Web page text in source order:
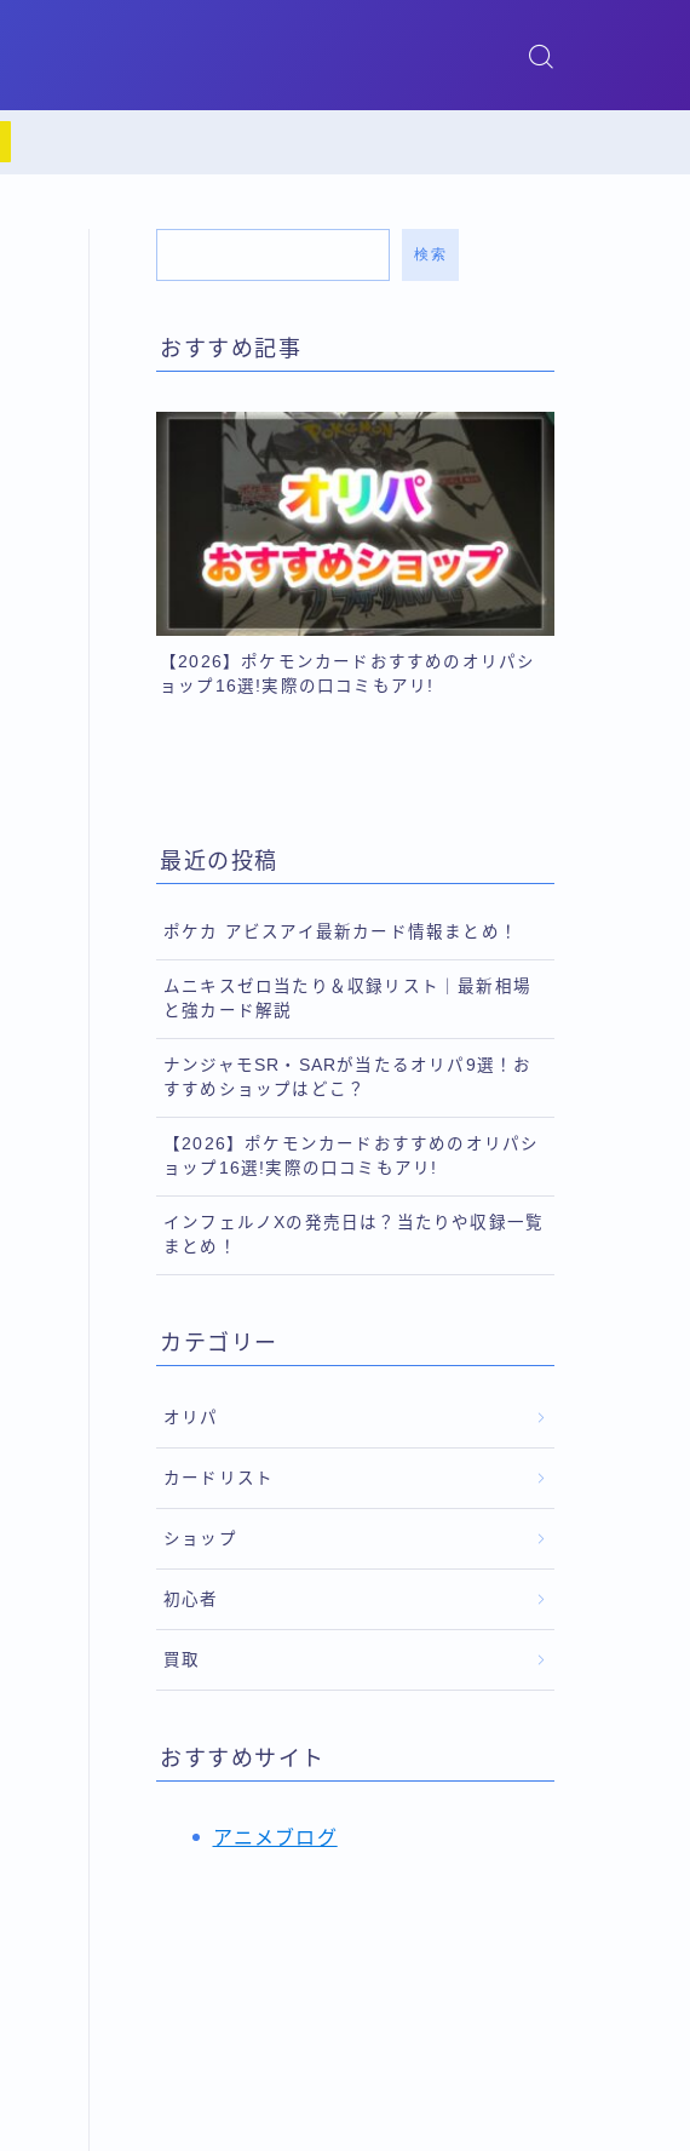
検索
おすすめ記事
【2026】ポケモンカードおすすめのオリパシ
ョップ16選!実際の口コミもアリ!
最近の投稿
ポケカ アビスアイ最新カード情報まとめ！
ムニキスゼロ当たり＆収録リスト｜最新相場
と強カード解説
ナンジャモSR・SARが当たるオリパ9選！お
すすめショップはどこ？
【2026】ポケモンカードおすすめのオリパシ
ョップ16選!実際の口コミもアリ!
インフェルノXの発売日は？当たりや収録一覧
まとめ！
カテゴリー
オリパ
カードリスト
ショップ
初心者
買取
おすすめサイト
アニメブログ